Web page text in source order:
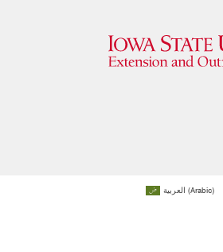
العربية (Arabic)